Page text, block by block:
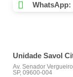
WhatsApp:
Unidade Savol
Av. Senador
SP, 09600-004